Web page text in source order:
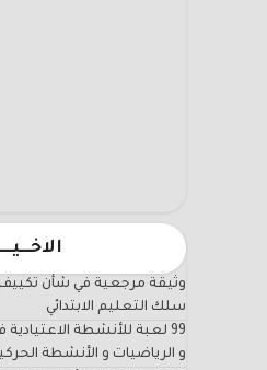
وثيقة مرجعية في شأن تكييف
سلك التعليم الابتدائي
99 لعبة للأنشطة
و الرياضيات و الأنشطة